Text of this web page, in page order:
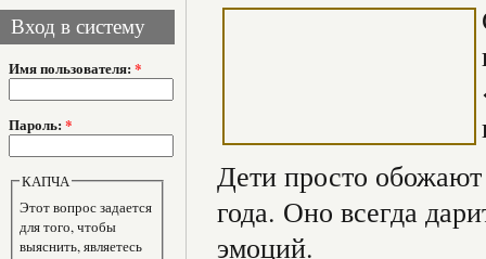
Вход в систему
Имя пользователя: *
Пароль: *
КАПЧА
Этот вопрос задается
для того, чтобы
выяснить, являетесь
Дети просто обожают
года. Оно всегда
эмоций.